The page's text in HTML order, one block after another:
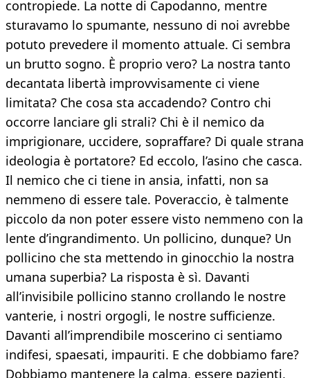
contropiede. La notte di Capodanno, mentre
sturavamo lo spumante, nessuno di noi avrebbe
potuto prevedere il momento attuale. Ci sembra
un brutto sogno. È proprio vero? La nostra tanto
decantata libertà improvvisamente ci viene
limitata? Che cosa sta accadendo? Contro chi
occorre lanciare gli strali? Chi è il nemico da
imprigionare, uccidere, sopraffare? Di quale strana
ideologia è portatore? Ed eccolo, l’asino che casca.
Il nemico che ci tiene in ansia, infatti, non sa
nemmeno di essere tale. Poveraccio, è talmente
piccolo da non poter essere visto nemmeno con la
lente d’ingrandimento. Un pollicino, dunque? Un
pollicino che sta mettendo in ginocchio la nostra
umana superbia? La risposta è sì. Davanti
all’invisibile pollicino stanno crollando le nostre
vanterie, i nostri orgogli, le nostre sufficienze.
Davanti all’imprendibile moscerino ci sentiamo
indifesi, spaesati, impauriti. E che dobbiamo fare?
Dobbiamo mantenere la calma, essere pazienti,